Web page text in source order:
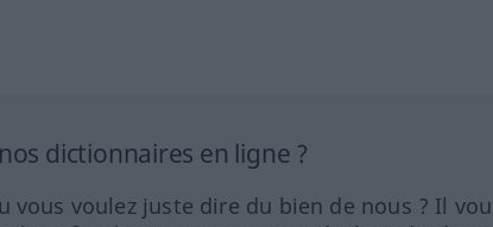
dictionnaires en ligne ?
voulez juste dire du bien de nous ? Il